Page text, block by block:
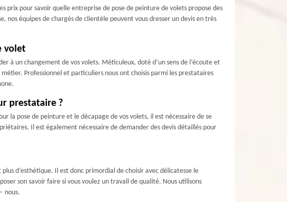
prix pour savoir quelle entreprise de pose de peinture de volets propose des
équipes de chargés de clientèle peuvent vous dresser un devis en très
volet
à un changement de vos volets. Méticuleux, doté d’un sens de l’écoute et
Professionnel et particuliers nous ont choisis parmi les prestataires
prestataire ?
la pose de peinture et le décapage de vos volets, il est nécessaire de se
Il est également nécessaire de demander des devis détaillés pour
d’esthétique. Il est donc primordial de choisir avec délicatesse le
son savoir faire si vous voulez un travail de qualité. Nous utilisons
nous.